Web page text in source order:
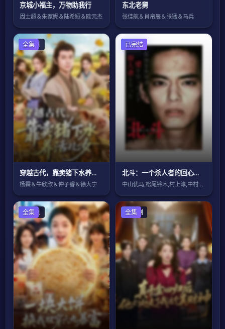
京城小福主，万物助我行
周士超＆朱家妮＆陆希娅＆欧元杰
东北老舅
张佳航＆肖帛辰＆张猛＆马兵
国产剧
全集
穿越古代，靠卖猪下水养活儿女
杨霖＆牛欣欣＆仲子睿＆徐大宁
日本剧
已完结
北斗：一个杀人者的回心转意
中山优马,松尾铃木,村上淳,中村优子,伊
国产剧
全集 国产剧
全集